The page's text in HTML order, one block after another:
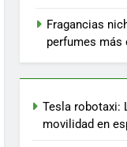
Fragancias
perfumes más
Tesla robotaxi:
movilidad en